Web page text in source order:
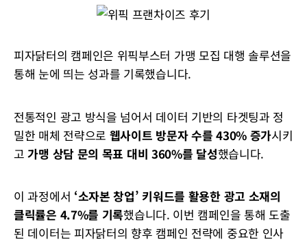
피자닭터의 캠페인은 위픽부스터 가맹 모집 대행 솔루션을
통해 눈에 띄는 성과를 기록했습니다.
전통적인 광고 방식을 넘어서 데이터 기반의 타겟팅과 정
밀한 매체 전략으로 웹사이트 방문자 수를 430% 증가시키
고가맹 상담 문의 목표 대비 360%를 달성했습니다.
이 과정에서 ‘소자본 창업’ 키워드를 활용한 광고 소재의
클릭률은 4.7%를 기록했습니다. 이번 캠페인을 통해 도출
된 데이터는 피자닭터의 향후 캠페인 전략에 중요한 인사